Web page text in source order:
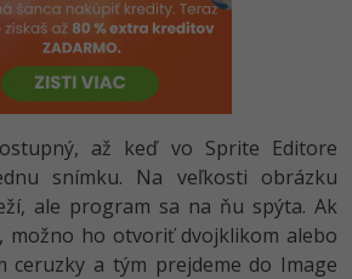
-80%
až keď vo Sprite Editore
snímku. Na veľkosti obrázku
ale program sa na ňu spýta. Ak
možno ho otvoriť dvojklikom alebo
ceruzky a tým prejdeme do Image